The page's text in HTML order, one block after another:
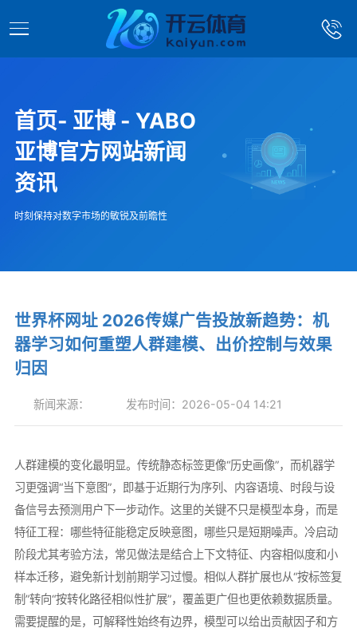
首页- 亚博 - YABO
亚博官方网站新闻
资讯
时刻保持对数字市场的敏锐及前瞻性
世界杯网址 2026传媒广告投放新趋势：机
器学习如何重塑人群建模、出价控制与效果
归因
新闻来源： 发布时间：2026-05-04 14:21
人群建模的变化最明显。传统静态标签更像“历史画像”，而机器学
习更强调“当下意图”，即基于近期行为序列、内容语境、时段与设
备信号去预测用户下一步动作。这里的关键不只是模型本身，而是
特征工程：哪些特征能稳定反映意图，哪些只是短期噪声。冷启动
阶段尤其考验方法，常见做法是结合上下文特征、内容相似度和小
样本迁移，避免新计划前期学习过慢。相似人群扩展也从“按标签复
制”转向“按转化路径相似性扩展”，覆盖更广但也更依赖数据质量。
需要提醒的是，可解释性始终有边界，模型可以给出贡献因子和方